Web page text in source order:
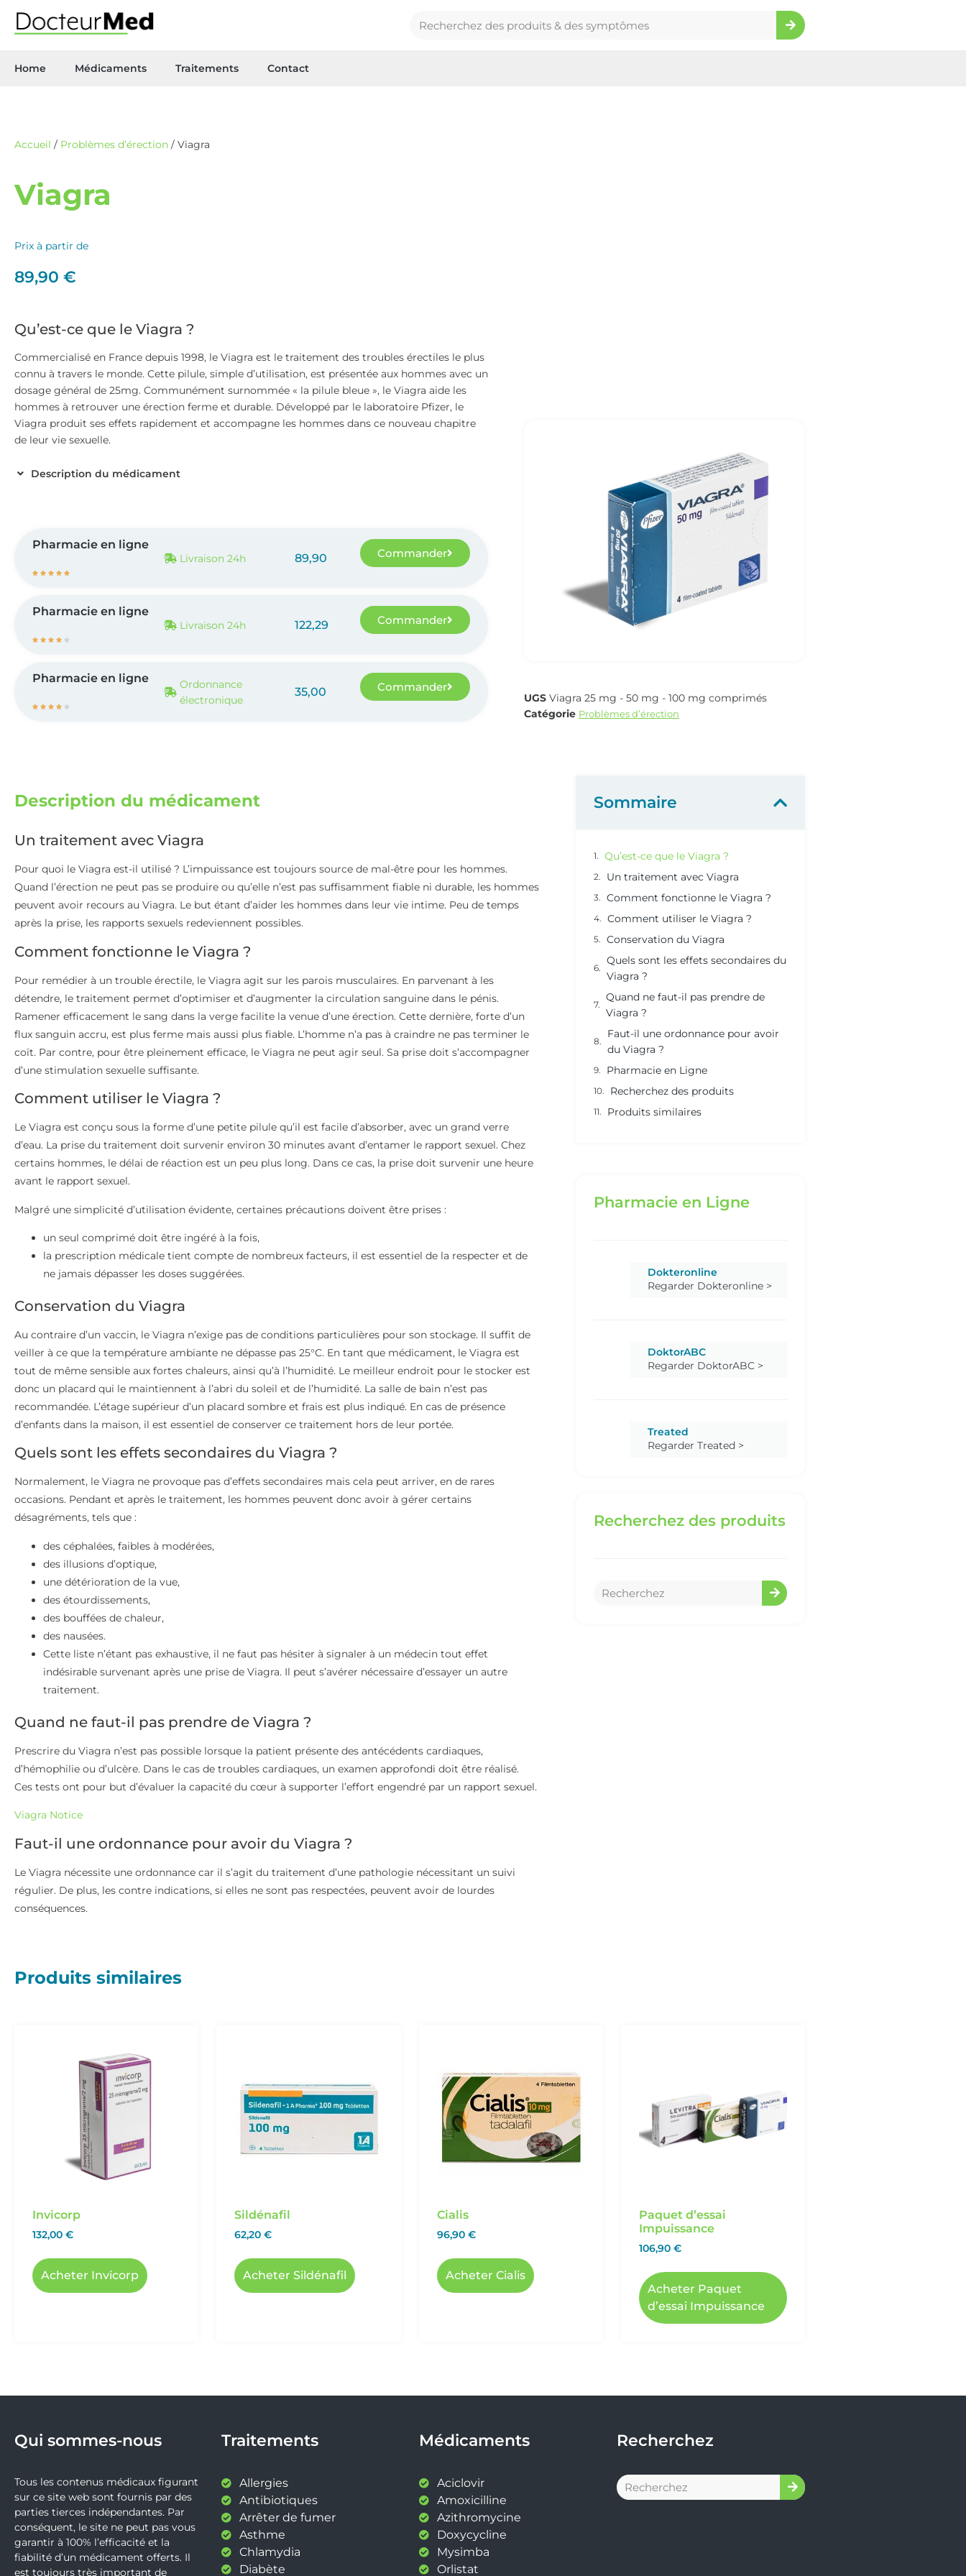
Home Médicaments Traitements Contact
Accueil / Problèmes d’érection / Viagra
Viagra
Prix à partir de
89,90 €
Qu’est-ce que le Viagra ?
Commercialisé en France depuis 1998, le Viagra est le traitement des troubles érectiles le plus
connu à travers le monde. Cette pilule, simple d’utilisation, est présentée aux hommes avec un
dosage général de 25mg. Communément surnommée « la pilule bleue », le Viagra aide les
hommes à retrouver une érection ferme et durable. Développé par le laboratoire Pfizer, le
Viagra produit ses effets rapidement et accompagne les hommes dans ce nouveau chapitre
de leur vie sexuelle.
Description du médicament
Pharmacie en ligne
    
Livraison 24h 89,90 Commander
Pharmacie en ligne
    
Livraison 24h 122,29 Commander
Pharmacie en ligne
    
Ordonnance
électronique
35,00 Commander
UGS Viagra 25 mg - 50 mg - 100 mg comprimés
Catégorie Problèmes d’érection
Description du médicament
Un traitement avec Viagra
Pour quoi le Viagra est-il utilisé ? L’impuissance est toujours source de mal-être pour les hommes.
Quand l’érection ne peut pas se produire ou qu’elle n’est pas suffisamment fiable ni durable, les hommes
peuvent avoir recours au Viagra. Le but étant d’aider les hommes dans leur vie intime. Peu de temps
après la prise, les rapports sexuels redeviennent possibles.
Comment fonctionne le Viagra ?
Pour remédier à un trouble érectile, le Viagra agit sur les parois musculaires. En parvenant à les
détendre, le traitement permet d’optimiser et d’augmenter la circulation sanguine dans le pénis.
Ramener efficacement le sang dans la verge facilite la venue d’une érection. Cette dernière, forte d’un
flux sanguin accru, est plus ferme mais aussi plus fiable. L’homme n’a pas à craindre ne pas terminer le
coït. Par contre, pour être pleinement efficace, le Viagra ne peut agir seul. Sa prise doit s’accompagner
d’une stimulation sexuelle suffisante.
Comment utiliser le Viagra ?
Le Viagra est conçu sous la forme d’une petite pilule qu’il est facile d’absorber, avec un grand verre
d’eau. La prise du traitement doit survenir environ 30 minutes avant d’entamer le rapport sexuel. Chez
certains hommes, le délai de réaction est un peu plus long. Dans ce cas, la prise doit survenir une heure
avant le rapport sexuel.
Malgré une simplicité d’utilisation évidente, certaines précautions doivent être prises :
un seul comprimé doit être ingéré à la fois,
la prescription médicale tient compte de nombreux facteurs, il est essentiel de la respecter et de
ne jamais dépasser les doses suggérées.
Conservation du Viagra
Au contraire d’un vaccin, le Viagra n’exige pas de conditions particulières pour son stockage. Il suffit de
veiller à ce que la température ambiante ne dépasse pas 25°C. En tant que médicament, le Viagra est
tout de même sensible aux fortes chaleurs, ainsi qu’à l’humidité. Le meilleur endroit pour le stocker est
donc un placard qui le maintiennent à l’abri du soleil et de l’humidité. La salle de bain n’est pas
recommandée. L’étage supérieur d’un placard sombre et frais est plus indiqué. En cas de présence
d’enfants dans la maison, il est essentiel de conserver ce traitement hors de leur portée.
Quels sont les effets secondaires du Viagra ?
Normalement, le Viagra ne provoque pas d’effets secondaires mais cela peut arriver, en de rares
occasions. Pendant et après le traitement, les hommes peuvent donc avoir à gérer certains
désagréments, tels que :
des céphalées, faibles à modérées,
des illusions d’optique,
une détérioration de la vue,
des étourdissements,
des bouffées de chaleur,
des nausées.
Cette liste n’étant pas exhaustive, il ne faut pas hésiter à signaler à un médecin tout effet
indésirable survenant après une prise de Viagra. Il peut s’avérer nécessaire d’essayer un autre
traitement.
Quand ne faut-il pas prendre de Viagra ?
Prescrire du Viagra n’est pas possible lorsque la patient présente des antécédents cardiaques,
d’hémophilie ou d’ulcère. Dans le cas de troubles cardiaques, un examen approfondi doit être réalisé.
Ces tests ont pour but d’évaluer la capacité du cœur à supporter l’effort engendré par un rapport sexuel.
Viagra Notice
Faut-il une ordonnance pour avoir du Viagra ?
Le Viagra nécessite une ordonnance car il s’agit du traitement d’une pathologie nécessitant un suivi
régulier. De plus, les contre indications, si elles ne sont pas respectées, peuvent avoir de lourdes
conséquences.
Sommaire
Qu’est-ce que le Viagra ?
Un traitement avec Viagra
Comment fonctionne le Viagra ?
Comment utiliser le Viagra ?
Conservation du Viagra
Quels sont les effets secondaires du
Viagra ?
Quand ne faut-il pas prendre de
Viagra ?
Faut-il une ordonnance pour avoir
du Viagra ?
Pharmacie en Ligne
Recherchez des produits
Produits similaires
Pharmacie en Ligne
Dokteronline
Regarder Dokteronline >
DoktorABC
Regarder DoktorABC >
Treated
Regarder Treated >
Recherchez des produits
Produits similaires
Invicorp
132,00 €
Acheter Invicorp
Sildénafil
62,20€
Acheter Sildénafil
Cialis
96,90 €
Acheter Cialis
Paquet d’essai
Impuissance
106,90 €
Acheter Paquet
d’essai Impuissance
Qui sommes-nous
Tous les contenus médicaux figurant
sur ce site web sont fournis par des
parties tierces indépendantes. Par
conséquent, le site ne peut pas vous
garantir à 100% l’efficacité et la
fiabilité d’un médicament offerts. Il
est toujours très important de
Traitements
Allergies
Antibiotiques
Arrêter de fumer
Asthme
Chlamydia
Diabète
Médicaments
Aciclovir
Amoxicilline
Azithromycine
Doxycycline
Mysimba
Orlistat
Recherchez